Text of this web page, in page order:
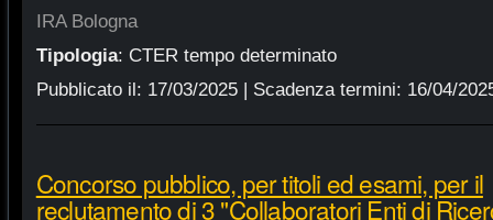
IRA Bologna
Tipologia: CTER tempo determinato
Pubblicato il: 17/03/2025| Scadenza termini: 16/04/
Concorso pubblico, per titoli ed esami, per il
reclutamento di 3 "Collaboratori Enti di